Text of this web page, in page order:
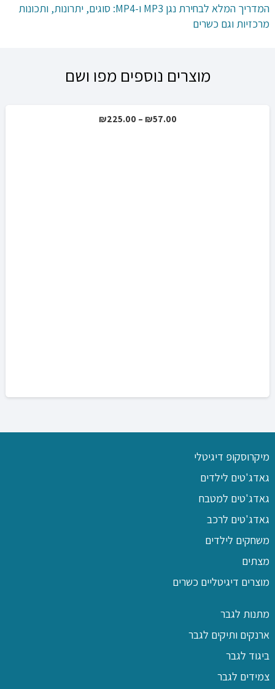
המדריך המלא לבחירת נגן MP3 ו-MP4: סוגים, יתרונות, ותכונות
מרכזיות וגם כשרים
מוצרים נוספים מפו ושם
₪57.00
–
₪225.00
מיקרוסקופ דיגיטלי
גאדג'טים לילדים
גאדג'טים למטבח
גאדג'טים לרכב
משחקים לילדים
מצתים
מוצרים דיגיטליים כשרים
מתנות לגבר
ארנקים ותיקים לגבר
ביגוד לגבר
צמידים לגבר